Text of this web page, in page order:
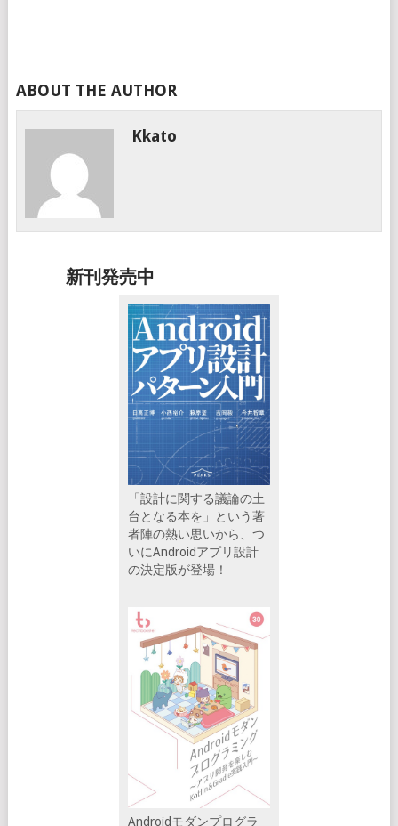
ABOUT THE AUTHOR
Kkato
新刊発売中
「設計に関する議論の土
台となる本を」という著
者陣の熱い思いから、つ
いにAndroidアプリ設計
の決定版が登場！
Androidモダンプログラ